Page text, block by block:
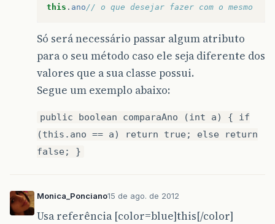
this . ano// o que desejar fazer com o mesmo
Só será necessário passar algum atributo
para o seu método caso ele seja diferente dos
valores que a sua classe possui.
Segue um exemplo abaixo:
public boolean comparaAno (int a) { if
(this.ano == a) return true; else return
false; }
Monica_Ponciano15 de ago. de 2012
Usa referência [color=blue]this[/color]